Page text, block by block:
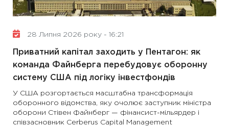
28 Липня 2026 року - 16:21
Приватний капітал заходить у Пентагон: як
команда Файнберга перебудовує оборонну
систему США під логіку інвестфондів
У США розгортається масштабна трансформація
оборонного відомства, яку очолює заступник міністра
оборони Стівен Файнберг — фінансист-мільярдер і
співзасновник Cerberus Capital Management